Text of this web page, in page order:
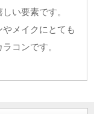
い要素です。
メイクにとても
コンです。